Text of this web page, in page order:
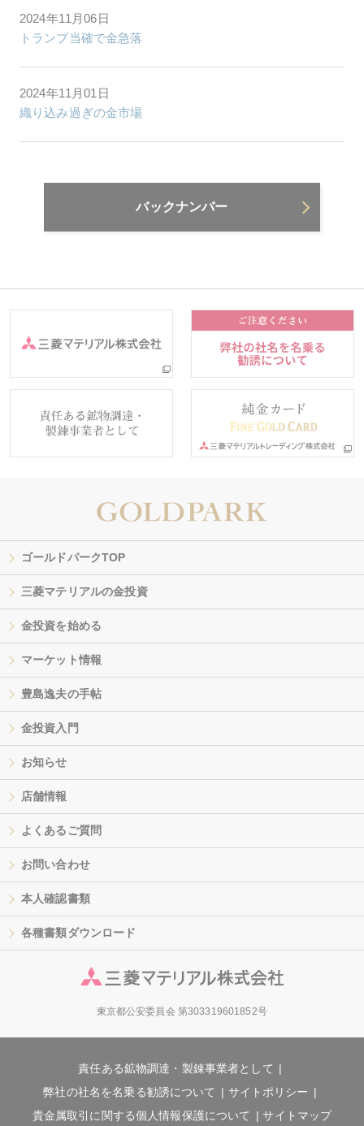
2024年11月06日
トランプ当確で金急落
2024年11月01日
織り込み過ぎの金市場
バックナンバー
ゴールドパークTOP
三菱マテリアルの金投資
金投資を始める
マーケット情報
豊島逸夫の手帖
金投資入門
お知らせ
店舗情報
よくあるご質問
お問い合わせ
本人確認書類
各種書類ダウンロード
東京都公安委員会 第303319601852号
責任ある鉱物調達・製錬事業者として
弊社の社名を名乗る勧誘について
サイトポリシー
貴金属取引に関する個人情報保護について
サイトマップ